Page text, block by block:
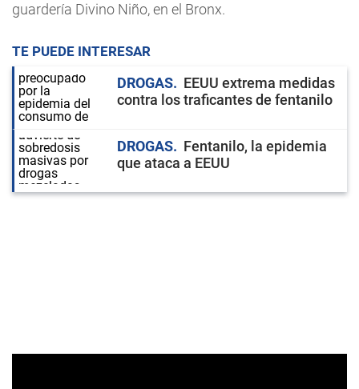
guardería Divino Niño, en el Bronx.
TE PUEDE INTERESAR
DROGAS
EEUU extrema medidas
contra los traficantes de fentanilo
DROGAS
Fentanilo, la epidemia
que ataca a EEUU